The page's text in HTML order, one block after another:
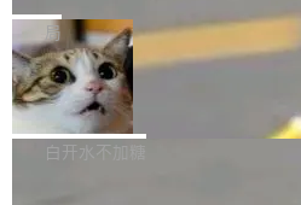
质的最低采样率）的音频格式将被拒
SS 圆角虚线样式中可能存在的问题
的图像元素不在同一个子树中，则它
联 加...
最强的若干项。对于尚未正式发版的
通过拉取过去一年内（从 PG 18
至今）的所有 commit，同样交由 AI
经过人工复核，准确度令人满意。这
社区爱好者提供了高效跟踪新版本的
维护工作一直与我的日常工作、家务
和休闲娱乐竞争时间。" 这是 libexpat
ebastian Pipping 写在博客里的话。
他宣布了一个新消息：从 2026 年 8
他可以全职维护 libexpat 了，最长 6
局
Firefox 153.0.3 发布
Firefox 153.0.3 现已发布，具体更
下： New Smart Window 包含多项
白开水不加糖